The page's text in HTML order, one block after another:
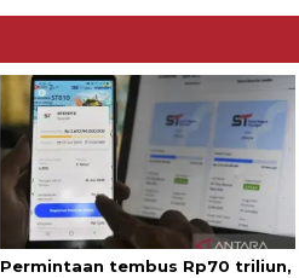
Permintaan tembus Rp70 triliun,